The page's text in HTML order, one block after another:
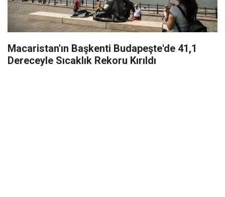
Macaristan'ın Başkenti Budapeşte'de 41,1
Dereceyle Sıcaklık Rekoru Kırıldı